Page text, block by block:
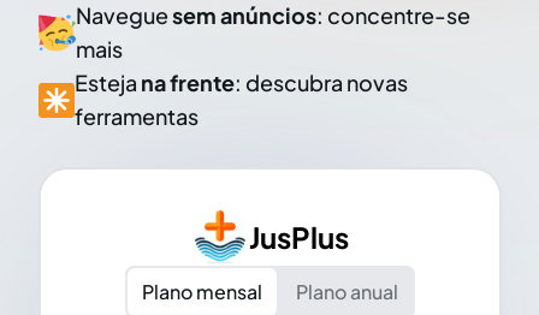
Naveguesem anúncios: concentre-se
mais
Esteja na frente: descubra novas
ferramentas
JusPlus
Plano mensal
Plano anual